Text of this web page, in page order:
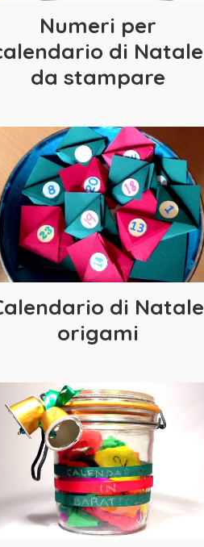
da colorare
di Avengers da
Kawaii da
per bambini
Numeri per
di Natale
da stampare
di Natale
origami